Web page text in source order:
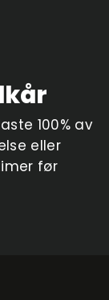
100% av
eller
før